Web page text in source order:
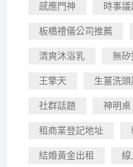
感應門神 時事議
板橋禮儀公司推薦
清爽沐浴乳 無矽
王擎天 生薑洗頭
社群話題 神明桌
租商業登記地址
結婚黃金出租 線